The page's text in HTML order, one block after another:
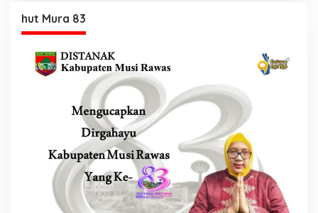
hut Mura 83